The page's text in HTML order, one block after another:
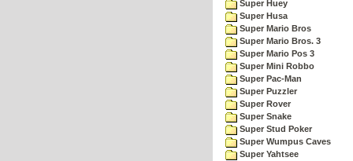
Super Huey
Super Husa
Super Mario Bros
Super Mario Bros. 3
Super Mario Pos 3
Super Mini Robbo
Super Pac-Man
Super Puzzler
Super Rover
Super Snake
Super Stud Poker
Super Wumpus Caves
Super Yahtsee